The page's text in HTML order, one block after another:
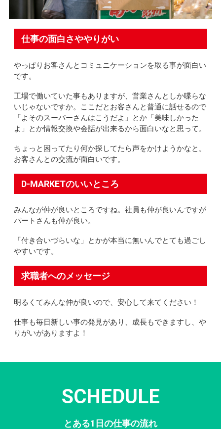
仕事の面白さややりがい
やっぱりお客さんとコミュニケーションを取る事が面白い
です。
工場で働いていた事もありますが、営業さんとしか喋らな
いじゃないですか。ここだとお客さんと普通に話せるので
「よそのスーパーさんはこうだよ」とか「美味しかった
よ」とか情報交換や会話が出来るから面白いなと思って。
ちょっと困ってたり何か探してたら声をかけようかなと。
お客さんとの交流が面白いです。
D-MARKETのいいところ
みんなが仲が良いところですね。社員も仲が良いんですが
パートさんも仲が良い。
「付き合いづらいな」とかが本当に無いんでとても過ごし
やすいです。
求職者へのメッセージ
明るくてみんな仲が良いので、安心して来てください！
仕事も毎日新しい事の発見があり、成長もできますし、や
りがいがありますよ！
SCHEDULE
とある1日の仕事の流れ